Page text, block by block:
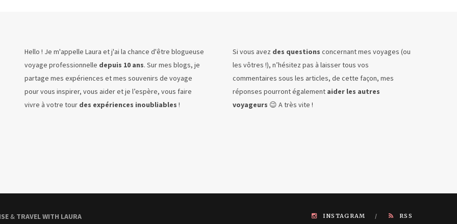
Hello ! Je m'appelle Laura et j'ai la chance d'être blogueuse
voyage professionnelle depuis 10 ans. Sur mes blogs, je
partage mes expériences et mes souvenirs de voyage
pour vous inspirer, vous aider et je l’espère, vous faire
vivre à votre tour des expériences inoubliables !
Si vous avez des questions concernant mes voyages (ou
les vôtres !), n’hésitez pas à laisser tous vos
commentaires sous les articles, de cette façon, mes
réponses pourront également aider les autres
voyageurs 😉 A très vite !
& TRAVEL WITH LAURA INSTAGRAM RSS